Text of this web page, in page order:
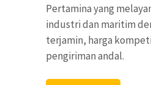
Pertamina yang
industri dan maritim
terjamin, harga
pengiriman andal.